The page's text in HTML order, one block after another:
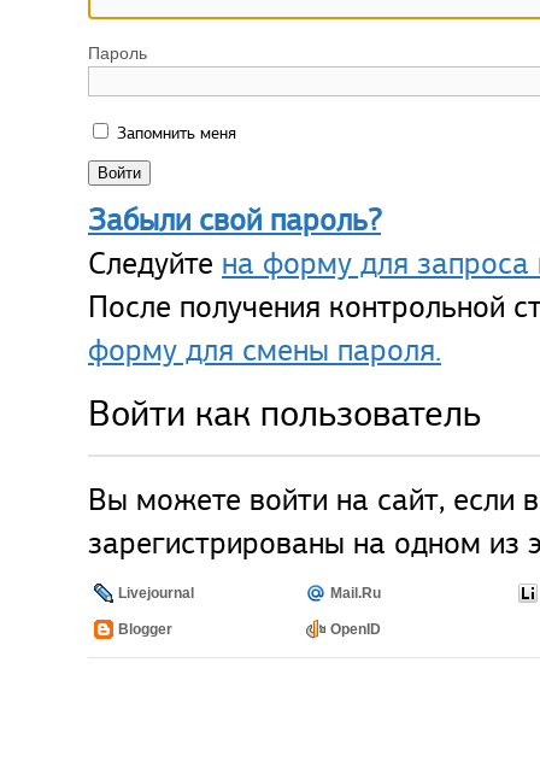
Пароль
Запомнить меня
Забыли свой пароль?
Следуйте на форму для запроса
После получения контрольной
форму для смены пароля.
Войти как пользователь
Вы можете войти на сайт, если
зарегистрированы на одном из
Livejournal Mail.Ru
Blogger OpenID